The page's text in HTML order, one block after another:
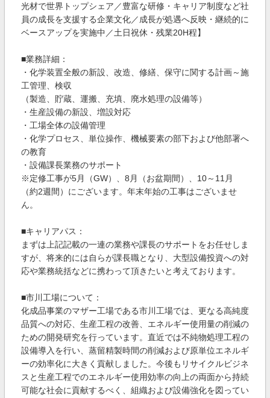
光材で世界トップシェア／豊富な研修・キャリア制度など社
員の成長を支援する企業文化／成長が処遇へ反映・継続的に
ベースアップを実施中／土日祝休・残業20H程】
■業務詳細：
・化学装置全般の新設、改造、修繕、保守に関する計画～施
工管理、検収
（製造、貯蔵、運搬、充填、廃水処理の設備等）
・生産設備の新設、増設対応
・工場全体の設備管理
・化学プロセス、単位操作、機械要素の部下および他部署へ
の教育
・設備課長業務のサポート
※定修工事が5月（GW）、8月（お盆期間）、10～11月
（約2週間）にございます。年末年始の工事はございませ
ん。
■キャリアパス：
まずは上記記載の一連の業務や課長のサポートをお任せしま
すが、将来的には自らが課長職となり、大型設備投資への対
応や業務統括などに携わって頂きたいと考えております。
■市川工場について：
化成品事業のマザー工場である市川工場では、更なる高純度
品質への対応、生産工程の改善、エネルギー使用量の削減の
ための開発研究を行っています。直近では不純物処理工程の
設備導入を行い、蒸留精製時間の削減および原単位エネルギ
ーの効率化に大きく貢献しました。今後もリサイクルビジネ
スと生産工程でのエネルギー使用効率の向上の両面から持続
可能な社会に貢献するべく、組織および設備強化を図ってい